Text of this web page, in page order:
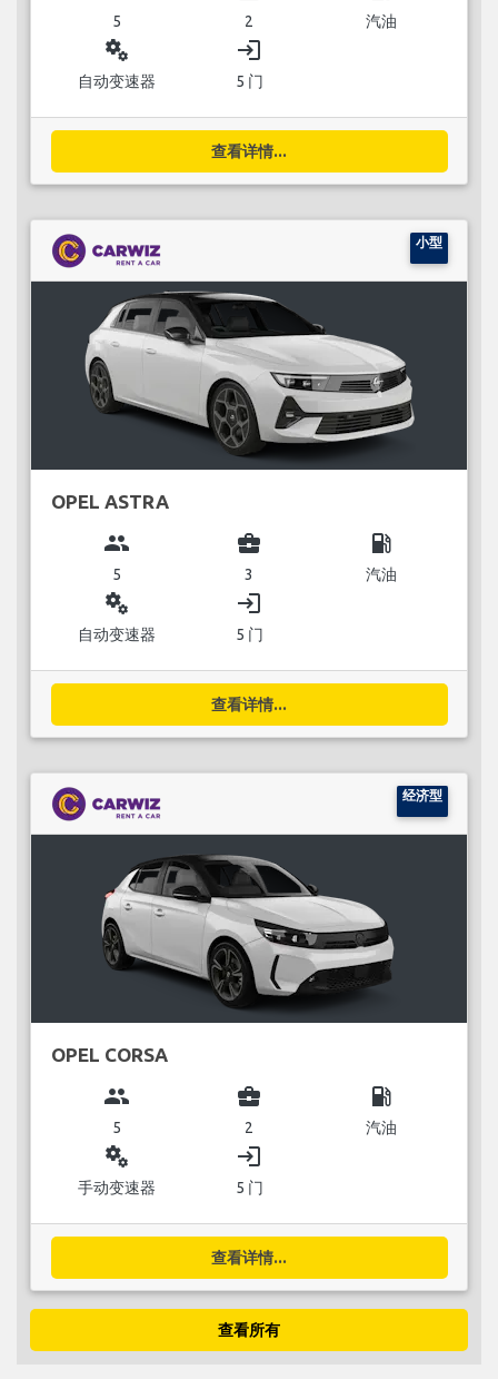
5 2 汽油
miscellaneous_services
自动变速器
login
5 门
查看详情...
小型
OPEL ASTRA
group
5
business_center
3
local_gas_station
汽油
miscellaneous_services
自动变速器
login
5 门
查看详情...
经济型
OPEL CORSA
group
5
business_center
2
local_gas_station
汽油
miscellaneous_services
手动变速器
login
5 门
查看详情...
查看所有